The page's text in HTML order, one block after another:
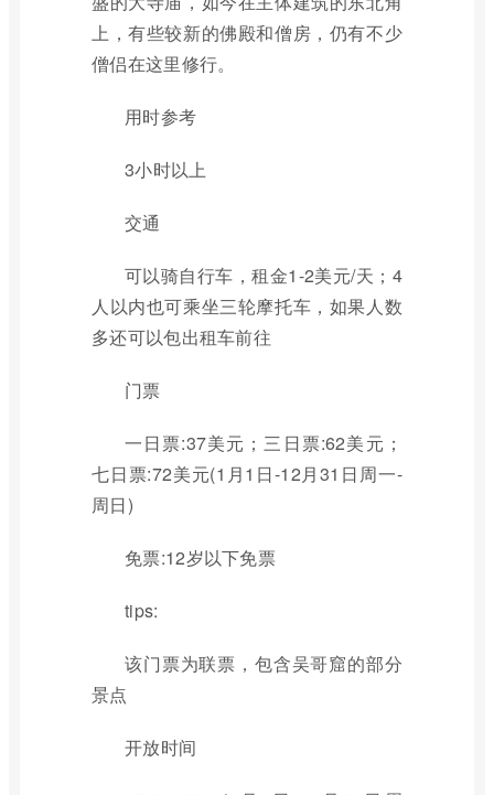
上，有些较新的佛殿和僧房，仍有不少
僧侣在这里修行。
用时参考
3小时以上
交通
可以骑自行车，租金1-2美元/天；4
人以内也可乘坐三轮摩托车，如果人数
多还可以包出租车前往
门票
一日票:37美元；三日票:62美元；
七日票:72美元(1月1日-12月31日周一-
周日)
免票:12岁以下免票
tips:
该门票为联票，包含吴哥窟的部分
景点
开放时间